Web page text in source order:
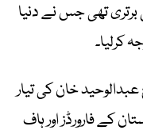
برتری تھی جس نے دنیا
کرلیا۔
خان کی تیار
کے فارورڈز اور ہاف